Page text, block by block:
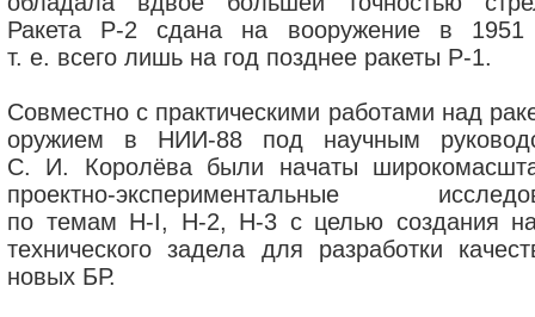
Ракета Р-2 сдана на вооружение в 1951
т. е. всего лишь на год позднее ракеты Р-1.
Совместно с практическими работами над
оружием в НИИ-88 под научным
С. И. Королёва были начаты
проектно-экспериментальные
по темам H-I, Н-2, Н-3 с целью создания
технического задела для разработки
новых БР.